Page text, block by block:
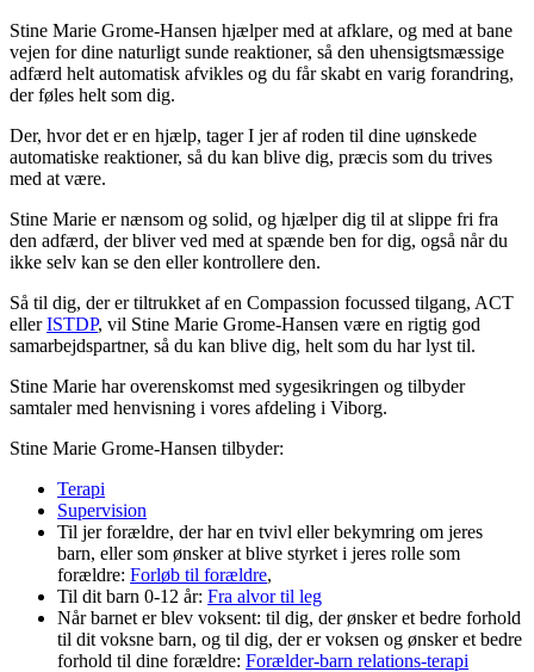
Stine Marie Grome-Hansen hjælper med at afklare, og med at bane
vejen for dine naturligt sunde reaktioner, så den uhensigtsmæssige
adfærd helt automatisk afvikles og du får skabt en varig forandring,
der føles helt som dig.
Der, hvor det er en hjælp, tager I jer af roden til dine uønskede
automatiske reaktioner, så du kan blive dig, præcis som du trives
med at være.
Stine Marie er nænsom og solid, og hjælper dig til at slippe fri fra
den adfærd, der bliver ved med at spænde ben for dig, også når du
ikke selv kan se den eller kontrollere den.
Så til dig, der er tiltrukket af en Compassion focussed tilgang, ACT
ellerISTDP, vil Stine Marie Grome-Hansen være en rigtig god
samarbejdspartner, så du kan blive dig, helt som du har lyst til.
Stine Marie har overenskomst med sygesikringen og tilbyder
samtaler med henvisning i vores afdeling i Viborg.
Stine Marie Grome-Hansen tilbyder:
Terapi
Supervision
Til jer forældre, der har en tvivl eller bekymring om jeres
barn, eller som ønsker at blive styrket i jeres rolle som
forældre:Forløb til forældre,
Til dit barn 0-12 år:Fra alvor til leg
Når barnet er blev voksent: til dig, der ønsker et bedre forhold
til dit voksne barn, og til dig, der er voksen og ønsker et bedre
forhold til dine forældre:Forælder-barn relations-terapi